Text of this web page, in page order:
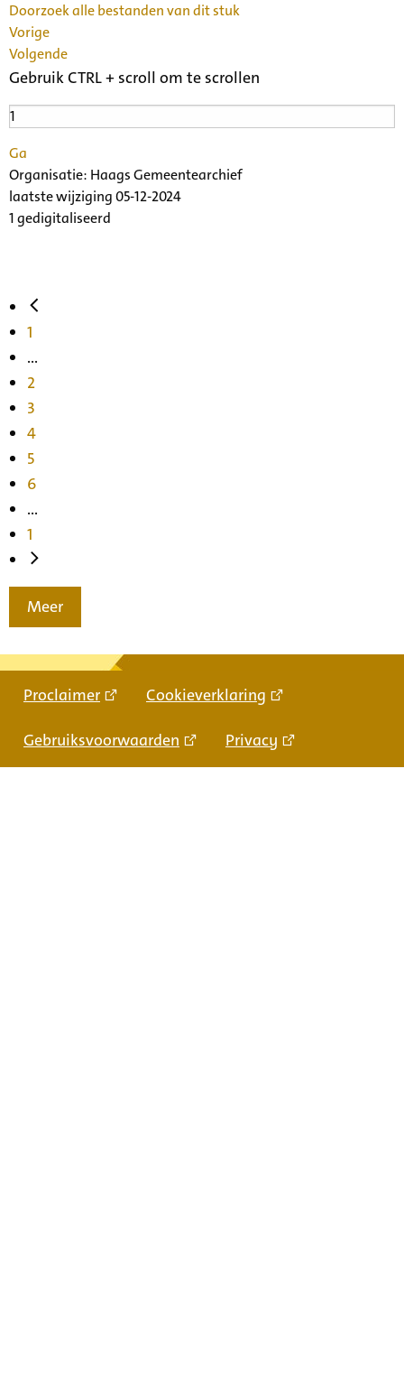
Doorzoek alle bestanden van dit stuk
Vorige
Volgende
Gebruik CTRL + scroll om te scrollen
Ga
Organisatie: Haags Gemeentearchief
laatste wijziging 05-12-2024
1 gedigitaliseerd
1
...
2
3
4
5
6
...
1
Meer
Proclaimer Cookieverklaring
Gebruiksvoorwaarden Privacy